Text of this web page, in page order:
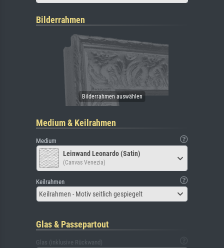
Bilderrahmen
Medium & Keilrahmen
Medium
Leinwand Leonardo (Satin)
(Canvas Venezia)
Keilrahmen
Keilrahmen - Motiv seitlich gespiegelt
Glas & Passepartout
Glas (inklusive Rückwand)